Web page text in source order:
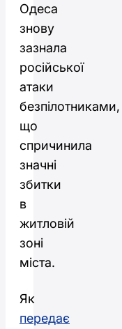
Одеса
знову
зазнала
російської
атаки
безпілотниками,
що
спричинила
значні
збитки
в
житловій
зоні
міста.
Як
передає